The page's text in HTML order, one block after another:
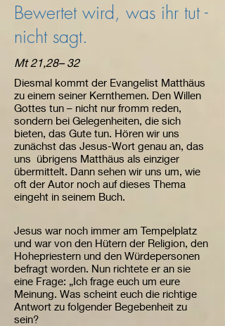
Bewertet wird, was ihr tut -
nicht sagt.
Mt 21,28– 32
Diesmal kommt der Evangelist Matthäus
zu einem seiner Kernthemen. Den Willen
Gottes tun – nicht nur fromm reden,
sondern bei Gelegenheiten, die sich
bieten, das Gute tun. Hören wir uns
zunächst das Jesus-Wort genau an, das
uns übrigens Matthäus als einziger
übermittelt. Dann sehen wir uns um, wie
oft der Autor noch auf dieses Thema
eingeht in seinem Buch.
Jesus war noch immer am Tempelplatz
und war von den Hütern der Religion, den
Hohepriestern und den Würdepersonen
befragt worden. Nun richtete er an sie
eine Frage: „Ich frage euch um eure
Meinung. Was scheint euch die richtige
Antwort zu folgender Begebenheit zu
sein?